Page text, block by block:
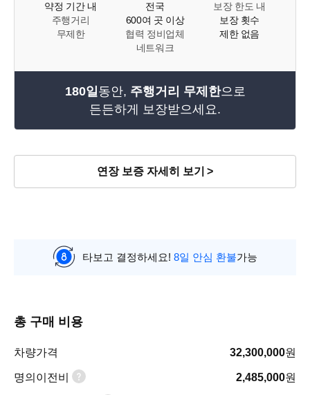
약정 기간 내
주행거리
무제한
전국
600여 곳 이상
협력 정비업체
네트워크
보장 한도 내
보장 횟수
제한 없음
180일동안, 주행거리 무제한으로
든든하게 보장받으세요.
연장 보증 자세히 보기
타보고 결정하세요! 8일 안심 환불가능
총 구매 비용
차량가격 32,300,000원
명의이전비 2,485,000원